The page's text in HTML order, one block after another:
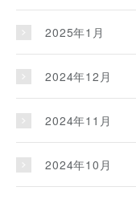
2025年1月
2024年12月
2024年11月
2024年10月